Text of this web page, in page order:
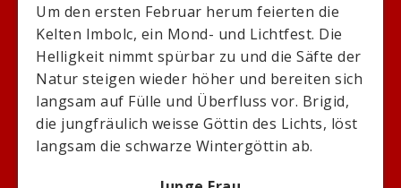
Um den ersten Februar herum feierten die
Kelten Imbolc, ein Mond- und Lichtfest. Die
Helligkeit nimmt spürbar zu und die Säfte der
Natur steigen wieder höher und bereiten sich
langsam auf Fülle und Überfluss vor. Brigid,
die jungfräulich weisse Göttin des Lichts, löst
langsam die schwarze Wintergöttin ab.